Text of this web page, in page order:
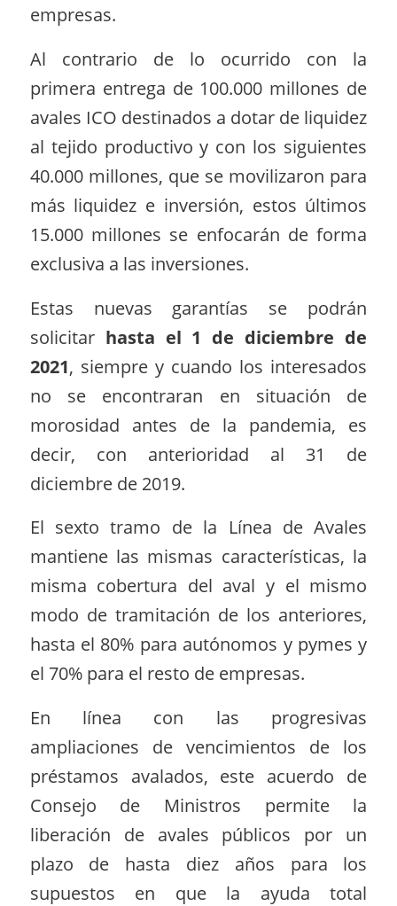
empresas.
Al contrario de lo ocurrido con la
primera entrega de 100.000 millones de
avales ICO destinados a dotar de liquidez
al tejido productivo y con los siguientes
40.000 millones, que se movilizaron para
más liquidez e inversión, estos últimos
15.000 millones se enfocarán de forma
exclusiva a las inversiones.
Estas nuevas garantías se podrán
solicitar hasta el 1 de diciembre de
2021, siempre y cuando los interesados
no se encontraran en situación de
morosidad antes de la pandemia, es
decir, con anterioridad al 31 de
diciembre de 2019.
El sexto tramo de la Línea de Avales
mantiene las mismas características, la
misma cobertura del aval y el mismo
modo de tramitación de los anteriores,
hasta el 80% para autónomos y pymes y
el 70% para el resto de empresas.
En línea con las progresivas
ampliaciones de vencimientos de los
préstamos avalados, este acuerdo de
Consejo de Ministros permite la
liberación de avales públicos por un
plazo de hasta diez años para los
supuestos en que la ayuda total